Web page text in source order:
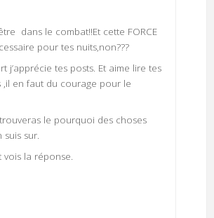
dans le combat!!Et cette FORCE
pour tes nuits,non???
j’apprécie tes posts. Et aime lire tes
,il en faut du courage pour le
le pourquoi des choses
sur.
vois la réponse.